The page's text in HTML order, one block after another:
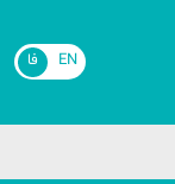
EN فا